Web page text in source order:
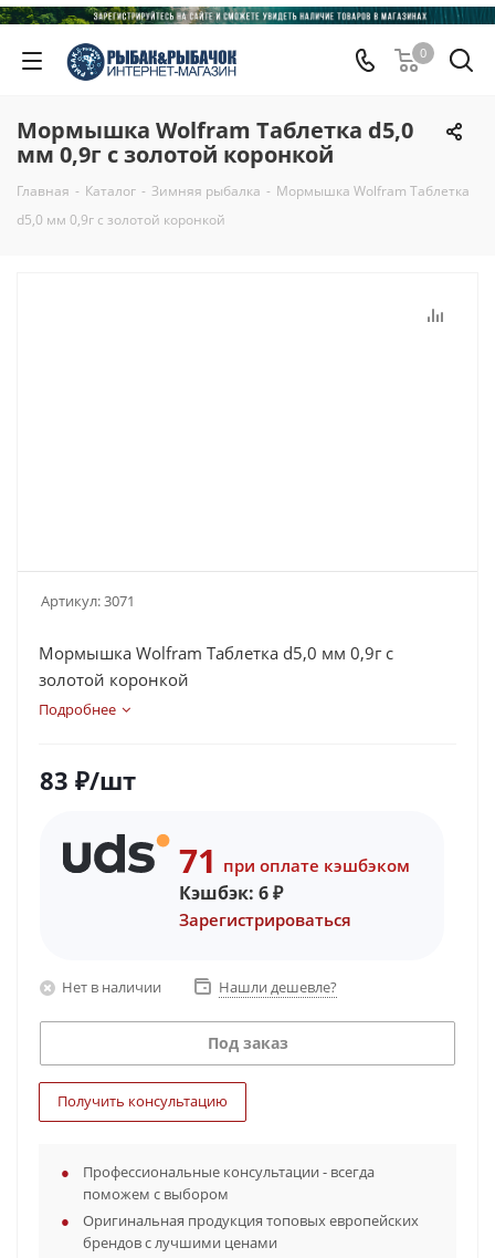
0
Мормышка Wolfram Таблетка d5,0
мм 0,9г с золотой коронкой
Главная - Каталог - Зимняя рыбалка - Мормышка Wolfram Таблетка
d5,0 мм 0,9г с золотой коронкой
Артикул:3071
Мормышка Wolfram Таблетка d5,0 мм 0,9г с
золотой коронкой
Подробнее
83 ₽/шт
71 при оплате кэшбэком
Кэшбэк: 6₽
Зарегистрироваться
Нет в наличии Нашли дешевле?
Под заказ
Получить консультацию
Профессиональные консультации - всегда
поможем с выбором
Оригинальная продукция топовых европейских
брендов с лучшими ценами